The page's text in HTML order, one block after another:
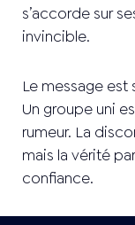
s’accorde sur
invincible.
Le message est
Un groupe uni
rumeur. La
mais la vérité
confiance.